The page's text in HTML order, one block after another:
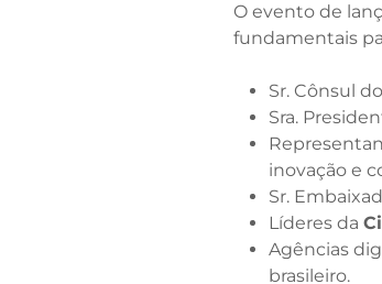
O evento de
fundamentais
Sr. Cônsul
Sra.
inovação e
Sr.
Líderes da
Agências
brasileiro.​